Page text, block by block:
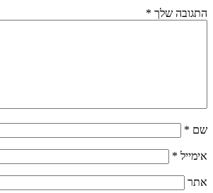
התגובה שלך *
שם *
אימייל *
אתר